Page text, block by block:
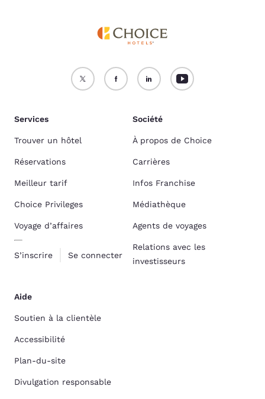
Services
Trouver un hôtel
Réservations
Meilleur tarif
Choice Privileges
Voyage d’affaires
S’inscrire Se connecter
Société
À propos de Choice
Carrières
Infos Franchise
Médiathèque
Agents de voyages
Relations avec les
investisseurs
Aide
Soutien à la clientèle
Accessibilité
Plan-du-site
Divulgation responsable